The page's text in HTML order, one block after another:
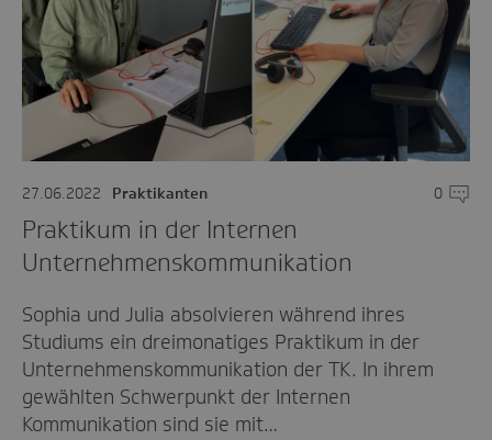
27.06.2022 Praktikanten 0
Praktikum in der Internen
Unternehmenskommunikation
Sophia und Julia absolvieren während ihres
Studiums ein dreimonatiges Praktikum in der
Unternehmenskommunikation der TK. In ihrem
gewählten Schwerpunkt der Internen
Kommunikation sind sie mit…